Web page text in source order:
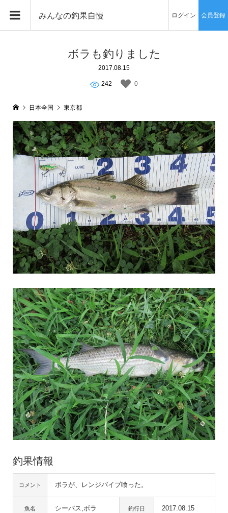
みんなの釣果自慢 ログイン 会員登録
ボラも釣りました
2017.08.15
242 0
日本全国 東京都
釣果情報
コメント ボラが、レンジバイブ喰った。
魚名 シーバス,ボラ 釣行日 2017.08.15